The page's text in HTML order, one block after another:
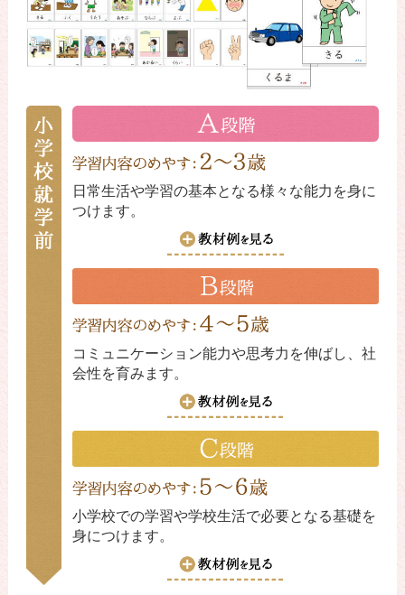
日常生活や学習の基本となる様々な能力を身に
つけます。
コミュニケーション能力や思考力を伸ばし、社
会性を育みます。
小学校での学習や学校生活で必要となる基礎を
身につけます。